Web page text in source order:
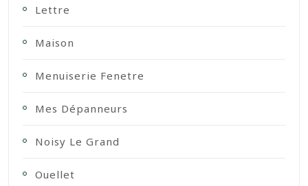
Lettre
Maison
Menuiserie Fenetre
Mes Dépanneurs
Noisy Le Grand
Ouellet